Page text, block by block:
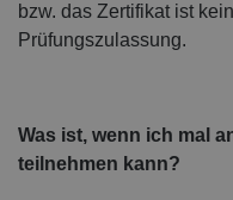
bzw. das Zertifikat ist
Prüfungszulassung.
Was ist, wenn ich mal
teilnehmen kann?